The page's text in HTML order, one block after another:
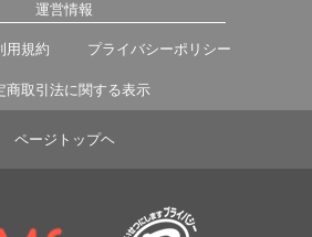
運営情報
用規約 プライバシーポリシー
商取引法に関する表示
ページトップヘ